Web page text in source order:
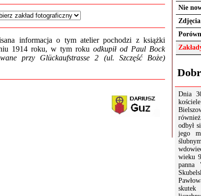
informacja o tym atelier pochodzi z książki
1914 roku, w tym roku odkupił od Paul Bock
przy Glückaufstrasse 2 (ul. Szczęść Boże)
Nie
Dnia
odbył
jego
wieku
panna